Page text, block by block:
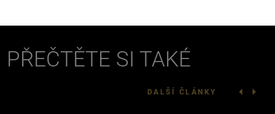
PŘEČTĚTE SI TAKÉ
DALŠÍ ČLÁNKY